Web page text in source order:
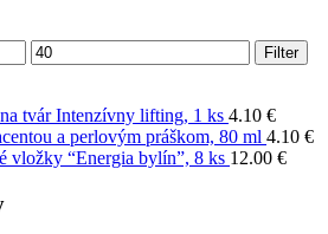
Maximálna
cena
Filter
tvár Intenzívny lifting, 1 ks 4.10 €
a perlovým práškom, 80 ml 4.10 €
vložky “Energia bylín”, 8 ks 12.00 €